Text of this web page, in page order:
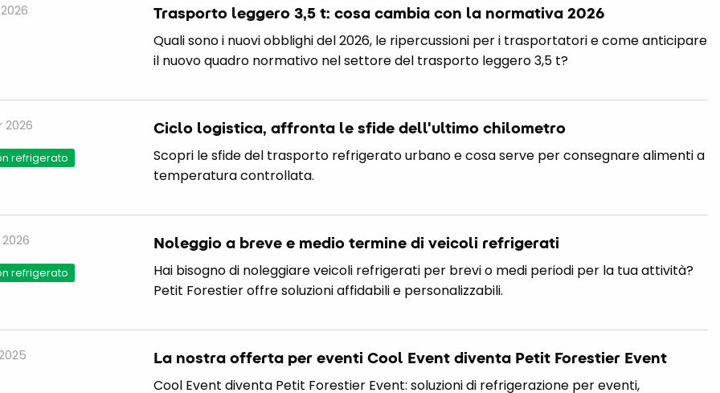
Trasporto leggero 3,5 t: cosa cambia con la normativa 2026
Quali sono i nuovi obblighi del 2026, le ripercussioni per i trasportatori e come anticipare
il nuovo quadro normativo nel settore del trasporto leggero 3,5 t?
2026
refrigerato
Ciclo logistica, affronta le sfide dell'ultimo chilometro
Scopri le sfide del trasporto refrigerato urbano e cosa serve per consegnare alimenti a
temperatura controllata.
refrigerato
Noleggio a breve e medio termine di veicoli refrigerati
Hai bisogno di noleggiare veicoli refrigerati per brevi o medi periodi per la tua attività?
Petit Forestier offre soluzioni affidabili e personalizzabili.
La nostra offerta per eventi Cool Event diventa Petit Forestier Event
Cool Event diventa Petit Forestier Event: soluzioni di refrigerazione per eventi,